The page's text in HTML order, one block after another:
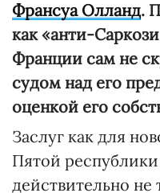
Франсуа Олланд.
как «анти-
Франции сам не
судом над его
оценкой его
Заслуг как для
Пятой
действительно не